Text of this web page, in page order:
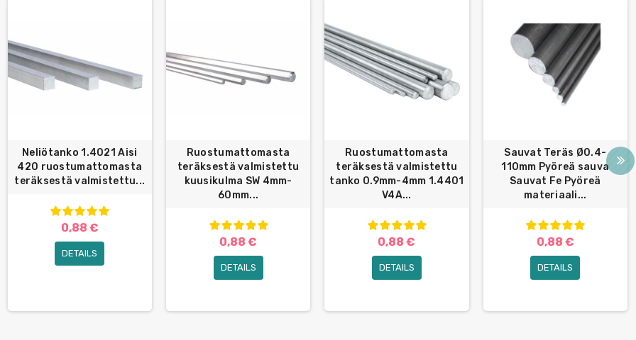
Neliötanko 1.4021 Aisi
420 ruostumattomasta
teräksestä valmistettu...
0,88 €
DETAILS
Ruostumattomasta
teräksestä valmistettu
kuusikulma SW 4mm-
60mm...
0,88 €
DETAILS
Ruostumattomasta
teräksestä valmistettu
tanko 0.9mm-4mm 1.4401
V4A...
0,88 €
DETAILS
Sauvat Teräs Ø0.4-
110mm Pyöreä sauva
Sauvat Fe Pyöreä
materiaali...
0,88 €
DETAILS